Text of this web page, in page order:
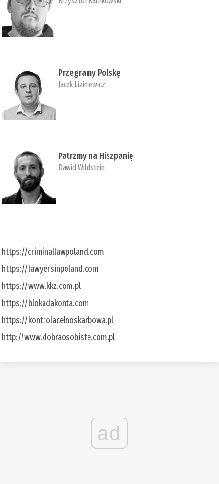
Przegramy Polskę
Jacek Liziniewicz
Patrzmy na Hiszpanię
Dawid Wildstein
https://criminallawpoland.com
https://lawyersinpoland.com
https://www.kkz.com.pl
https://blokadakonta.com
https://kontrolacelnoskarbowa.pl
http://www.dobraosobiste.com.pl
ad